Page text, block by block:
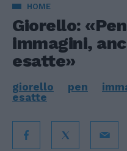
HOME
Giorello:
immagini,
esatte»
giorello pen
esatte